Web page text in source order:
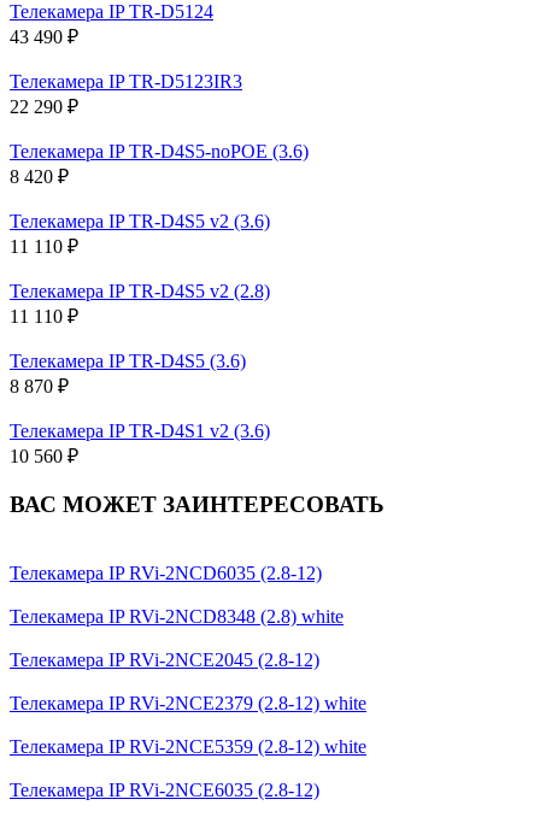
Телекамера IP TR-D5124
43 490 ₽
Телекамера IP TR-D5123IR3
22 290 ₽
Телекамера IP TR-D4S5-noPOE (3.6)
8 420 ₽
Телекамера IP TR-D4S5 v2 (3.6)
11 110 ₽
Телекамера IP TR-D4S5 v2 (2.8)
11 110 ₽
Телекамера IP TR-D4S5 (3.6)
8 870 ₽
Телекамера IP TR-D4S1 v2 (3.6)
10 560 ₽
ВАС МОЖЕТ ЗАИНТЕРЕСОВАТЬ
Телекамера IP RVi-2NCD6035 (2.8-12)
Телекамера IP RVi-2NCD8348 (2.8) white
Телекамера IP RVi-2NCE2045 (2.8-12)
Телекамера IP RVi-2NCE2379 (2.8-12) white
Телекамера IP RVi-2NCE5359 (2.8-12) white
Телекамера IP RVi-2NCE6035 (2.8-12)